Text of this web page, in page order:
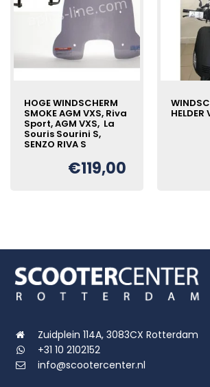
HOGE WINDSCHERM
SMOKE AGM VXS, Riva
Sport, AGM VXS, La
Souris Sourini S,
SENZO RIVA S
€119,00
HELDER
Zuidplein 114A, 3083CX Rotterdam
+31 10 2102152
info@scootercenter.nl